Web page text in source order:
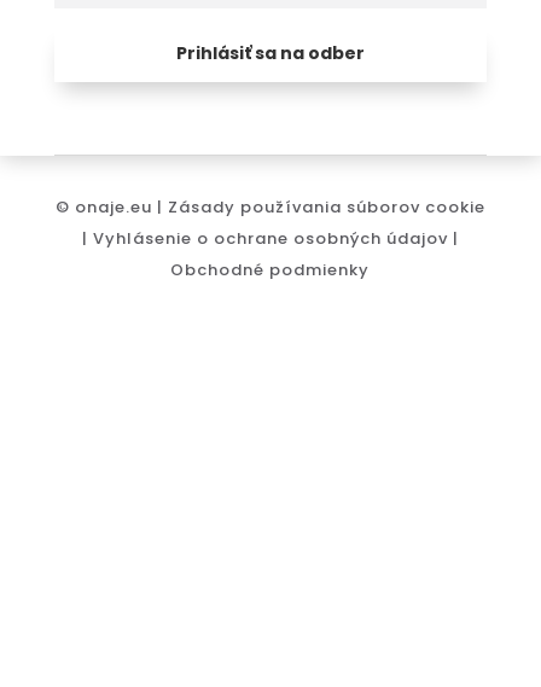
Prihlásiť sa na odber
© onaje.eu | Zásady používania súborov cookie
| Vyhlásenie o ochrane osobných údajov|
Obchodné podmienky